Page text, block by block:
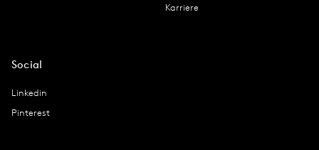
Karriere
Social
Linkedin
Pinterest